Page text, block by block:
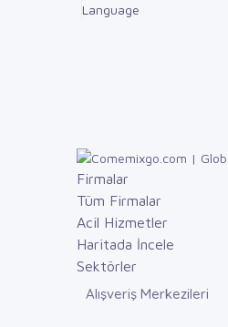
Language
Firmalar
Tüm Firmalar
Acil Hizmetler
Haritada İncele
Sektörler
Alışveriş Merkezileri